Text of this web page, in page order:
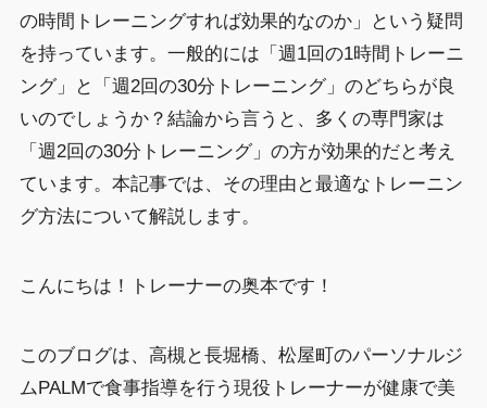
の時間トレーニングすれば効果的なのか」という疑問
を持っています。一般的には「週1回の1時間トレーニ
ング」と「週2回の30分トレーニング」のどちらが良
いのでしょうか？結論から言うと、多くの専門家は
「週2回の30分トレーニング」の方が効果的だと考え
ています。本記事では、その理由と最適なトレーニン
グ方法について解説します。
こんにちは！トレーナーの奥本です！
このブログは、高槻と長堀橋、松屋町のパーソナルジ
ムPALMで食事指導を行う現役トレーナーが健康で美